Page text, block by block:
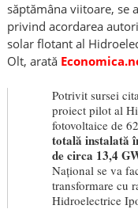
săptămâna viitoare, se
privind acordarea
solar flotant al
Olt, arată
Potrivit sursei
proiect pilot al
fotovoltaice de
totală instalată
de circa 13,4
Național se va
transformare cu
Hidroelectrice